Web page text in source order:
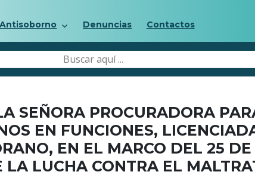
Antisoborno Denuncias Contactos
SEÑORA PROCURADORA
EN FUNCIONES,
EN EL MARCO DEL 25
LA LUCHA CONTRA EL